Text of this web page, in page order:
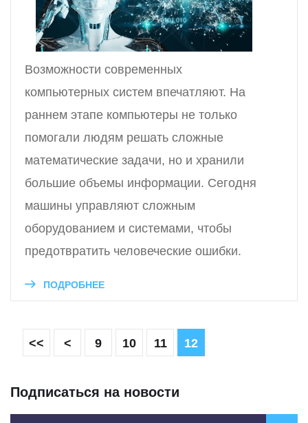
Возможности современных
компьютерных систем впечатляют. На
раннем этапе компьютеры не только
помогали людям решать сложные
математические задачи, но и хранили
большие объемы информации. Сегодня
машины управляют сложным
оборудованием и системами, чтобы
предотвратить человеческие ошибки.
ПОДРОБНЕЕ
<< < 9 10 11 12
Подписаться на новости